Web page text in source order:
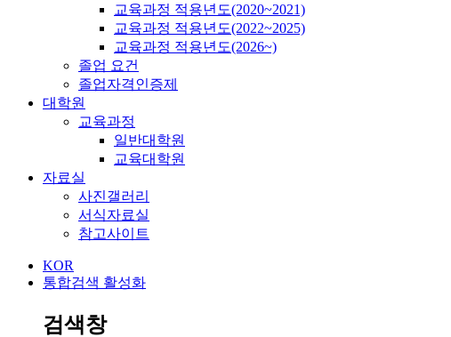
교육과정 적용년도(2020~2021)
교육과정 적용년도(2022~2025)
교육과정 적용년도(2026~)
졸업 요건
졸업자격인증제
대학원
교육과정
일반대학원
교육대학원
자료실
사진갤러리
서식자료실
참고사이트
KOR
통합검색 활성화
검색창